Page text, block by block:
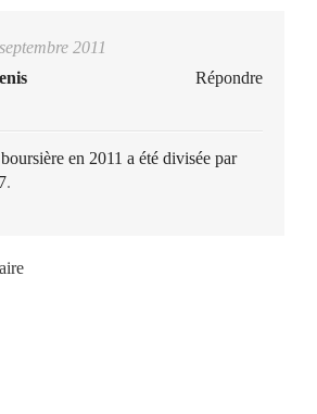
2011
Répondre
en 2011 a été divisée par
.